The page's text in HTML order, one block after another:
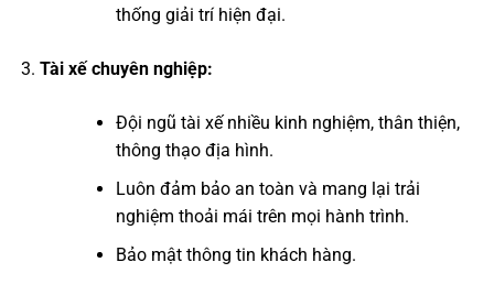
thống giải trí hiện đại.
Tài xế chuyên nghiệp:
Đội ngũ tài xế nhiều kinh nghiệm, thân thiện,
thông thạo địa hình.
Luôn đảm bảo an toàn và mang lại trải
nghiệm thoải mái trên mọi hành trình.
Bảo mật thông tin khách hàng.